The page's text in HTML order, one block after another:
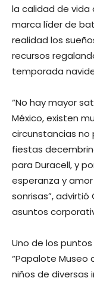
la calidad de vida
marca líder de
realidad los
recursos
temporada
“No hay mayor
México, existen
circunstancias
fiestas
para Duracell, y
esperanza y
sonrisas”,
asuntos
Uno de los
“Papalote Museo
niños de diversas